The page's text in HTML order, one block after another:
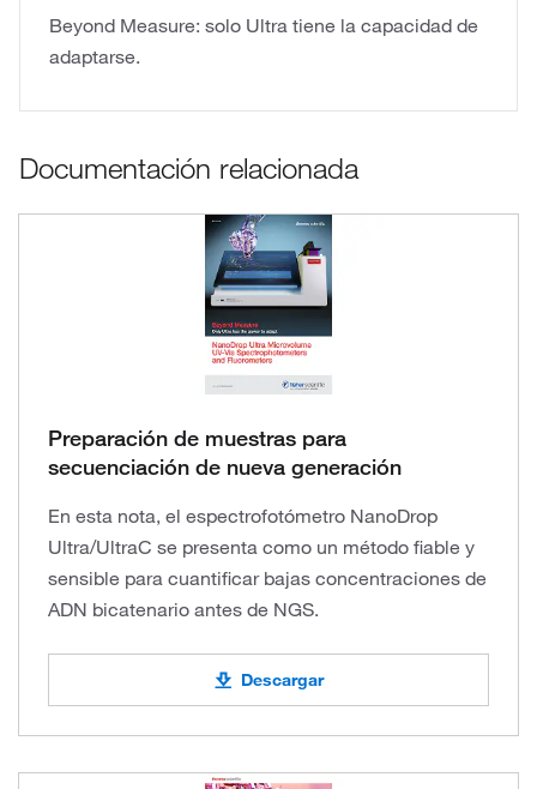
Beyond Measure: solo Ultra tiene la capacidad de
adaptarse.
Documentación relacionada
Preparación de muestras para
secuenciación de nueva generación
En esta nota, el espectrofotómetro NanoDrop
Ultra/UltraC se presenta como un método fiable y
sensible para cuantificar bajas concentraciones de
ADN bicatenario antes de NGS.
Descargar